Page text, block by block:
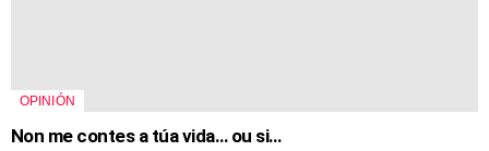
OPINIÓN
Non me contes a túa vida… ou si…